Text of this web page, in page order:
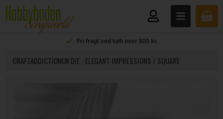
Fri fragt ved køb over 800 kr.
CRAFTADDICTIONUK DIE - ELEGANT IMPRESSIONS / SQUARE